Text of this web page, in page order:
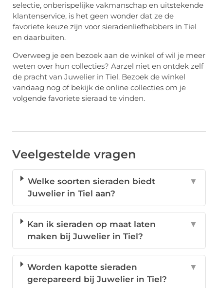
selectie, onberispelijke vakmanschap en uitstekende
klantenservice, is het geen wonder dat ze de
favoriete keuze zijn voor sieradenliefhebbers in Tiel
en daarbuiten.
Overweeg je een bezoek aan de winkel of wil je meer
weten over hun collecties? Aarzel niet en ontdek zelf
de pracht van Juwelier in Tiel. Bezoek de winkel
vandaag nog of bekijk de online collecties om je
volgende favoriete sieraad te vinden.
Veelgestelde vragen
Welke soorten sieraden biedt
Juwelier in Tiel aan?
▼
Kan ik sieraden op maat laten
maken bij Juwelier in Tiel?
▼
Worden kapotte sieraden
gerepareerd bij Juwelier in Tiel?
▼